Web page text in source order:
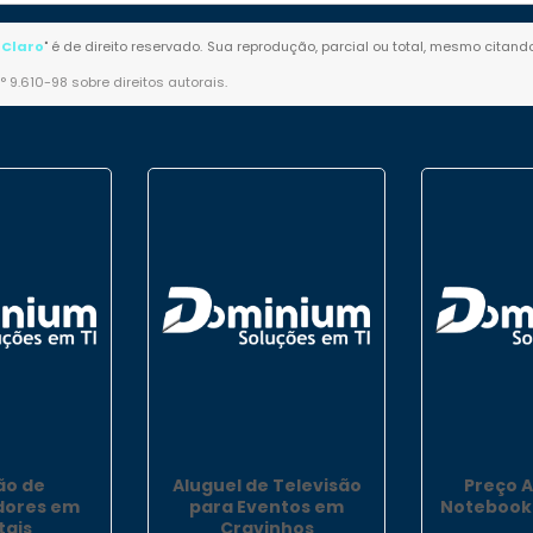
Claro" é de direito reservado. Sua reprodução, parcial ou total, mesmo
9.610-98 sobre direitos autorais.
de
em
Aluguel de Televisão
para Eventos em
Cravinhos
Preço